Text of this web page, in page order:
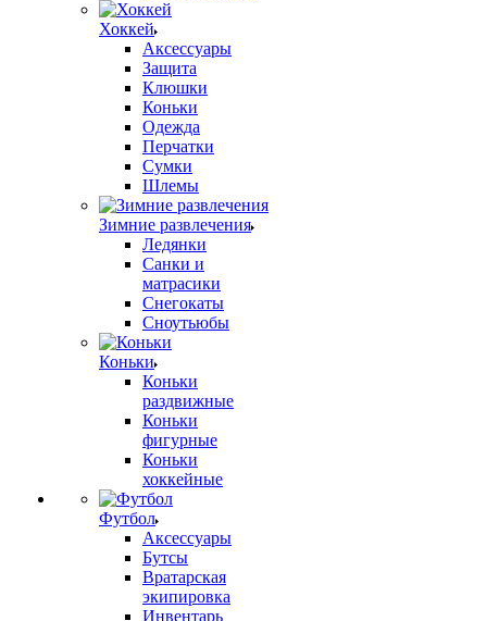
Хоккей
Аксессуары
Защита
Клюшки
Коньки
Одежда
Перчатки
Сумки
Шлемы
Зимние развлечения
Ледянки
Санки и
матрасики
Снегокаты
Сноутьюбы
Коньки
Коньки
раздвижные
Коньки
фигурные
Коньки
хоккейные
Футбол
Аксессуары
Бутсы
Вратарская
экипировка
Инвентарь